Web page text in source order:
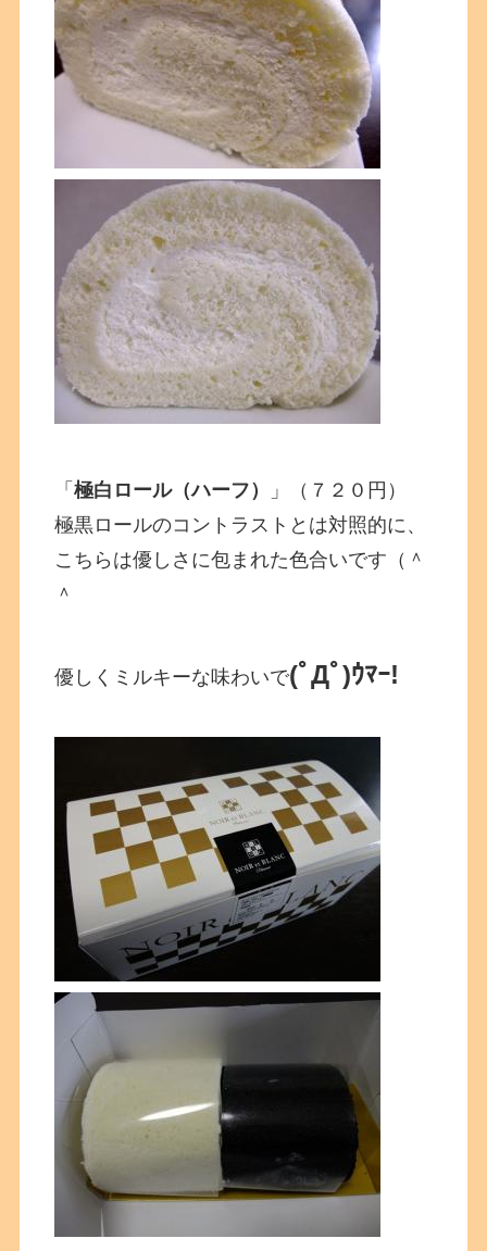
「極白ロール（ハーフ）
」（７２０円）
極黒ロールのコントラストとは対照的に、
こちらは優しさに包まれた色合いです（＾
＾
優しくミルキーな味わいで(ﾟДﾟ)ｳﾏｰ!